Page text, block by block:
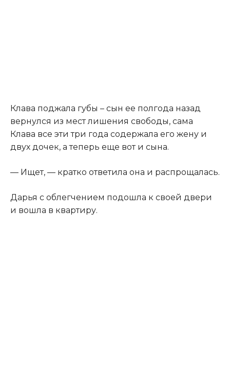
​Клава поджала губы – сын ее полгода назад
вернулся из мест лишения свободы, сама
Клава все эти три года содержала его жену и
двух дочек, а теперь еще вот и сына.​
​— Ищет, — кратко ответила она и распрощалась.​
​Дарья с облегчением подошла к своей двери
и вошла в квартиру.​